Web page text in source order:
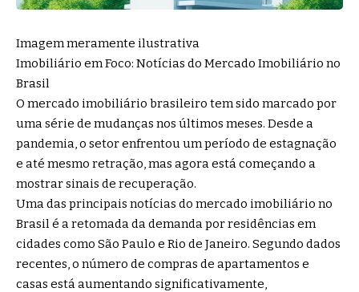
Imagem meramente ilustrativa
Imobiliário em Foco: Notícias do Mercado Imobiliário no
Brasil
O mercado imobiliário brasileiro tem sido marcado por
uma série de mudanças nos últimos meses. Desde a
pandemia, o setor enfrentou um período de estagnação
e até mesmo retração, mas agora está começando a
mostrar sinais de recuperação.
Uma das principais notícias do mercado imobiliário no
Brasil é a retomada da demanda por residências em
cidades como São Paulo e Rio de Janeiro. Segundo dados
recentes, o número de compras de apartamentos e
casas está aumentando significativamente,